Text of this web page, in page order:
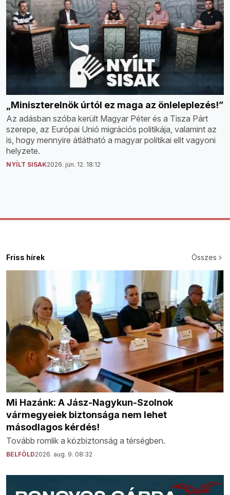
„Miniszterelnök úrtól ez maga az önleleplezés!”
Az adásban szóba került Magyar Péter és a Tisza Párt
szerepe, az Európai Unió migrációs politikája, valamint az
is, hogy mennyire átlátható a magyar politikai elit vagyoni
helyzete.
NYÍLT SISAK2026. jún. 12. 18:12
Friss hírek Összes
Mi Hazánk: A Jász-Nagykun-Szolnok
vármegyeiek biztonsága nem lehet
másodlagos kérdés!
Tovább romlik a közbiztonság a térségben.
BELFÖLD2026. aug. 9. 08:32